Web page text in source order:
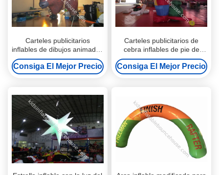
Carteles publicitarios
inflables de dibujos animados
al aire libre dibujos animados
de vaca inflables grandes
para comerciales
Consiga El Mejor Precio
Carteles publicitarios de
cebra inflables de pie de
nailon de PVC fuerte Cebra
inflable grande hermosa para
la venta
Consiga El Mejor Precio